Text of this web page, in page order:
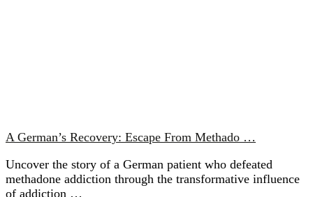
A German’s Recovery: Escape From Methado …
Uncover the story of a German patient who defeated
methadone addiction through the transformative influence
of addiction …